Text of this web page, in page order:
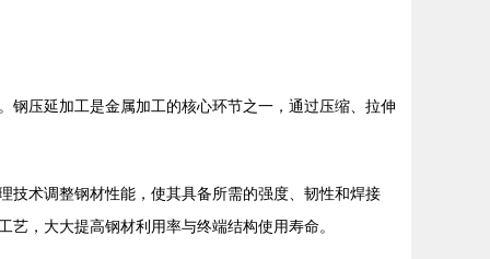
钢压延加工是金属加工的核心环节之一，通过压缩、拉伸
技术调整钢材性能，使其具备所需的强度、韧性和焊接
，大大提高钢材利用率与终端结构使用寿命。